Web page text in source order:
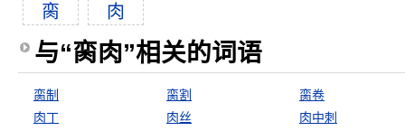
脔 肉
与“脔肉”相关的词语
脔制 脔割
脔卷
肉丁
肉丝 肉中刺